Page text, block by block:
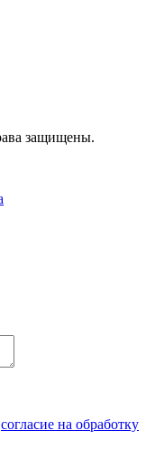
защищены.
согласие на обработку